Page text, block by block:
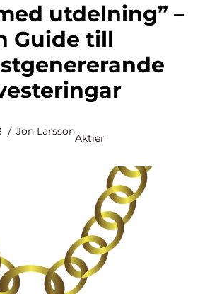
Guide till
Jon Larsson
Aktier